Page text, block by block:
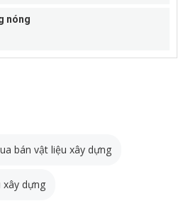
nóng
bán vật liệu xây dựng
xây dựng